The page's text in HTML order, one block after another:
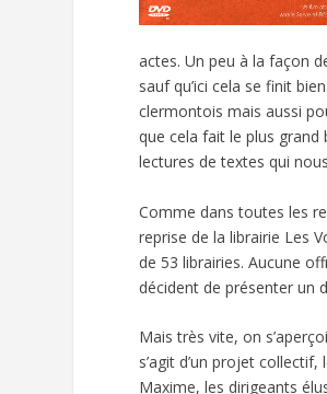
actes. Un peu à la façon
sauf qu’ici cela se finit
clermontois mais aussi
que cela fait le plus
lectures de textes qui
Comme dans toutes les
reprise de la librairie Les
de 53 librairies. Aucune
décident de présenter un
Mais très vite, on
s’agit d’un projet
Maxime, les dirigeants